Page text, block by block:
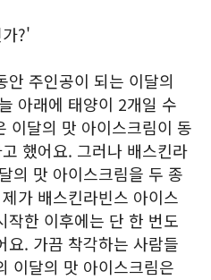
?'
안 주인공이 되는 이달의
아래에 태양이 2개일 수
이달의 맛 아이스크림이 동
했어요. 그러나 배스킨라
의 맛 아이스크림을 두 종
가 배스킨라빈스 아이스
작한 이후에는 단 한 번도
요. 가끔 착각하는 사람들
이달의 맛 아이스크림은